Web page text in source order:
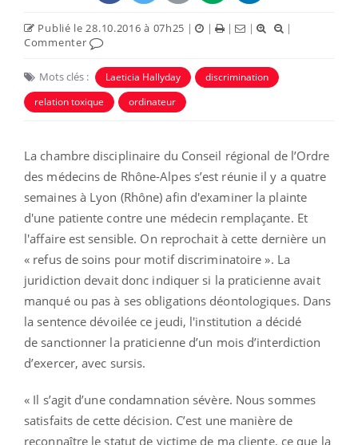
Publié le 28.10.2016 à 07h25 | | | |
|
Commenter
Mots clés : Laeticia Hallyday
discrimination
relation toxique
ordinateur
La chambre disciplinaire du Conseil régional de l’Ordre
des médecins de Rhône-Alpes s’est réunie il y a quatre
semaines à Lyon (Rhône) afin d'examiner la plainte
d'une patiente contre une médecin remplaçante. Et
l'affaire est sensible. On reprochait à cette dernière un
« refus de soins pour motif discriminatoire ». La
juridiction devait donc indiquer si la praticienne avait
manqué ou pas à ses obligations déontologiques. Dans
la sentence dévoilée ce jeudi, l'institution a décidé
de sanctionner la praticienne d’un mois d’interdiction
d’exercer, avec sursis.
« Il s’agit d’une condamnation sévère. Nous sommes
satisfaits de cette décision. C’est une manière de
reconnaître le statut de victime de ma cliente, ce que la